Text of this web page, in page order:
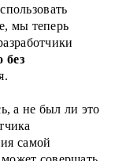
мы теперь
без
а не был ли это
самой